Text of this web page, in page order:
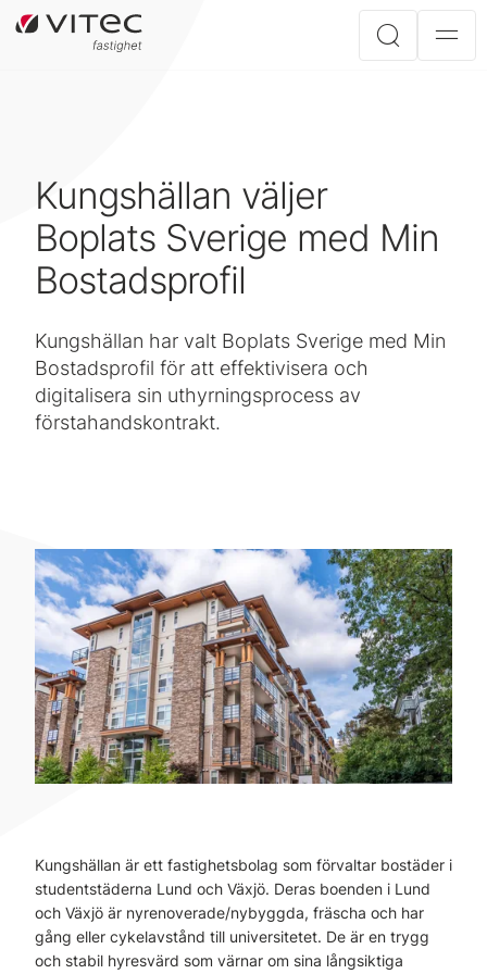
Kungshällan väljer
Boplats Sverige med Min
Bostadsprofil
Kungshällan har valt Boplats Sverige med Min
Bostadsprofil för att effektivisera och
digitalisera sin uthyrningsprocess av
förstahandskontrakt.
Kungshällan är ett fastighetsbolag som förvaltar bostäder i
studentstäderna Lund och Växjö. Deras boenden i Lund
och Växjö är nyrenoverade/nybyggda, fräscha och har
gång eller cykelavstånd till universitetet. De är en trygg
och stabil hyresvärd som värnar om sina långsiktiga